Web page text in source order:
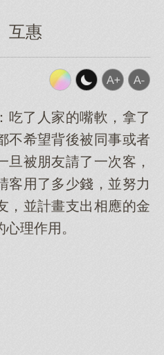
互惠
吃了人家的嘴軟，拿了
不希望背後被同事或者
旦被朋友請了一次客，
客用了多少錢，並努力
，並計畫支出相應的金
理作用。